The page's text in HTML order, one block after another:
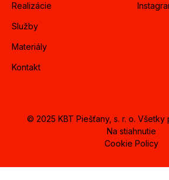
Realizácie
Služby
Materiály
Kontakt
© 2025 KBT Piešťany, s. r. o.
Na stiahnutie
Cookie Policy